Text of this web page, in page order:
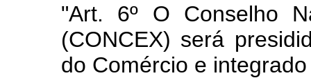
"Art. 6º O Conselho
(CONCEX) será
do Comércio e